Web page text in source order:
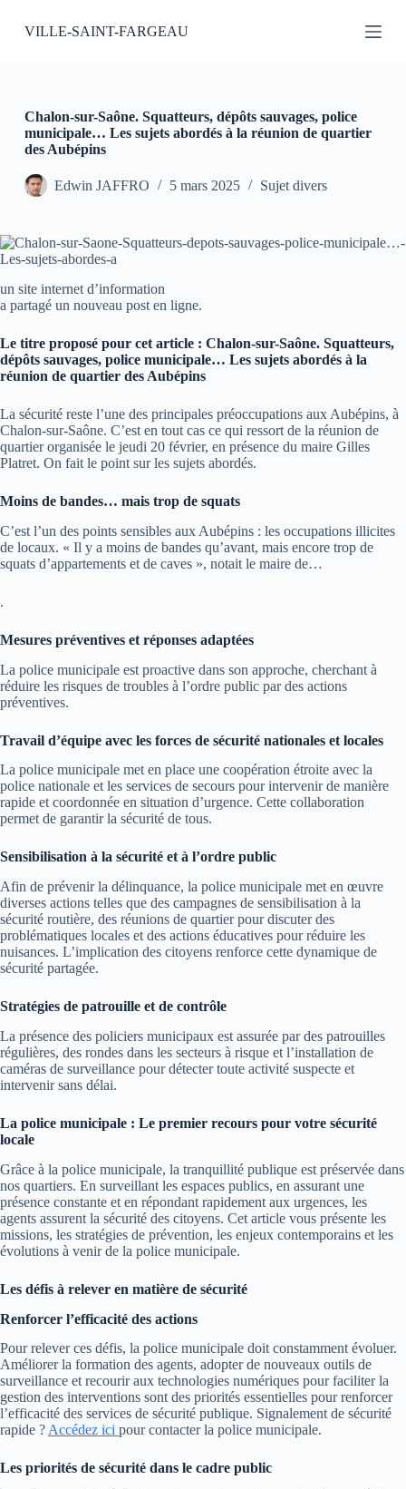
u
n
u
VILLE-SAINT-FARGEAU
Chalon-sur-Saône. Squatteurs, dépôts sauvages, police
municipale… Les sujets abordés à la réunion de quartier
des Aubépins
Edwin JAFFRO 5 mars 2025 Sujet divers
un site internet d’information
a partagé un nouveau post en ligne.
Le titre proposé pour cet article : Chalon-sur-Saône. Squatteurs,
dépôts sauvages, police municipale… Les sujets abordés à la
réunion de quartier des Aubépins
La sécurité reste l’une des principales préoccupations aux Aubépins, à
Chalon-sur-Saône. C’est en tout cas ce qui ressort de la réunion de
quartier organisée le jeudi 20 février, en présence du maire Gilles
Platret. On fait le point sur les sujets abordés.
Moins de bandes… mais trop de squats
C’est l’un des points sensibles aux Aubépins : les occupations illicites
de locaux. « Il y a moins de bandes qu’avant, mais encore trop de
squats d’appartements et de caves », notait le maire de…
.
Mesures préventives et réponses adaptées
La police municipale est proactive dans son approche, cherchant à
réduire les risques de troubles à l’ordre public par des actions
préventives.
Travail d’équipe avec les forces de sécurité nationales et locales
La police municipale met en place une coopération étroite avec la
police nationale et les services de secours pour intervenir de manière
rapide et coordonnée en situation d’urgence. Cette collaboration
permet de garantir la sécurité de tous.
Sensibilisation à la sécurité et à l’ordre public
Afin de prévenir la délinquance, la police municipale met en œuvre
diverses actions telles que des campagnes de sensibilisation à la
sécurité routière, des réunions de quartier pour discuter des
problématiques locales et des actions éducatives pour réduire les
nuisances. L’implication des citoyens renforce cette dynamique de
sécurité partagée.
Stratégies de patrouille et de contrôle
La présence des policiers municipaux est assurée par des patrouilles
régulières, des rondes dans les secteurs à risque et l’installation de
caméras de surveillance pour détecter toute activité suspecte et
intervenir sans délai.
La police municipale : Le premier recours pour votre sécurité
locale
Grâce à la police municipale, la tranquillité publique est préservée dans
nos quartiers. En surveillant les espaces publics, en assurant une
présence constante et en répondant rapidement aux urgences, les
agents assurent la sécurité des citoyens. Cet article vous présente les
missions, les stratégies de prévention, les enjeux contemporains et les
évolutions à venir de la police municipale.
Les défis à relever en matière de sécurité
Renforcer l’efficacité des actions
Pour relever ces défis, la police municipale doit constamment évoluer.
Améliorer la formation des agents, adopter de nouveaux outils de
surveillance et recourir aux technologies numériques pour faciliter la
gestion des interventions sont des priorités essentielles pour renforcer
l’efficacité des services de sécurité publique. Signalement de sécurité
rapide ? Accédez ici pour contacter la police municipale.
Les priorités de sécurité dans le cadre public